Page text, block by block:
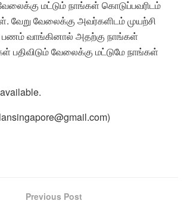
வேலைக்கு மட்டும் நாங்கள் கொடுப்பவரிடம்
வேறு வேலைக்கு அவர்களிடம் முயற்சி
பணம் வாங்கினால் அதற்கு நாங்கள்
பதிவிடும் வேலைக்கு மட்டுமே நாங்கள்
Previous Post